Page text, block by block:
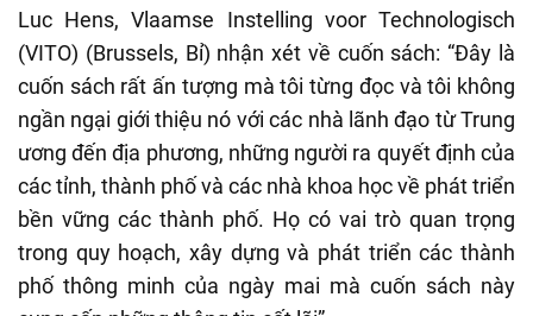
Luc Hens, Vlaamse Instelling voor Technologisch
(VITO) (Brussels, Bỉ) nhận xét về cuốn sách: “Đây là
cuốn sách rất ấn tượng mà tôi từng đọc và tôi không
ngần ngại giới thiệu nó với các nhà lãnh đạo từ Trung
ương đến địa phương, những người ra quyết định của
các tỉnh, thành phố và các nhà khoa học về phát triển
bền vững các thành phố. Họ có vai trò quan trọng
trong quy hoạch, xây dựng và phát triển các thành
phố thông minh của ngày mai mà cuốn sách này